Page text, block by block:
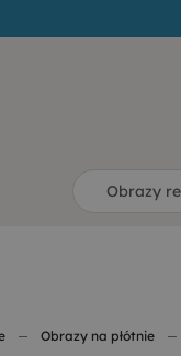
Obrazy
Obrazy na płótnie